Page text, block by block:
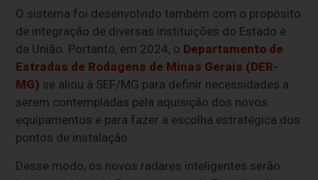
O sistema foi desenvolvido também com o propósito
de integração de diversas instituições do Estado e
da União. Portanto, em 2024, o Departamento de
Estradas de Rodagens de Minas Gerais (DER-
MG) se aliou à SEF/MG para definir necessidades a
serem contempladas pela aquisição dos novos
equipamentos e para fazer a escolha estratégica dos
pontos de instalação.
Desse modo, os novos radares inteligentes serão